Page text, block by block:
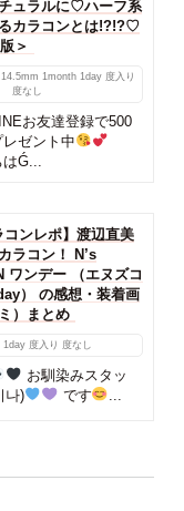
ュラルに♡ハーフ系
カラコンとは!?!?♡
＞
14.5mm 1month 1day 度入り
度なし
お友達登録で500
ゼント中
Ǵ...
コンレポ】渡辺直美
ラコン！ N’s
ワンデー （エヌズコ
） の感想・装着画
）まとめ
1day 度入り 度なし
お馴染みスタッ
나) です